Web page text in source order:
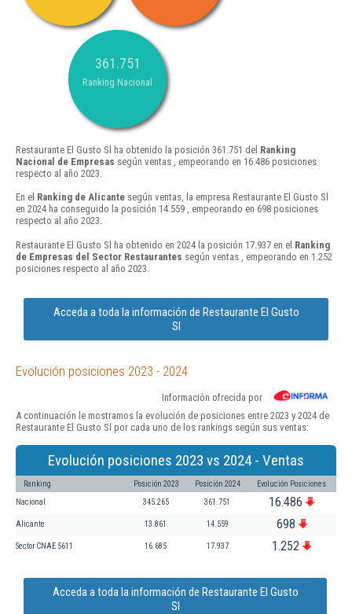
361.751
Ranking Nacional
Restaurante El Gusto Sl ha obtenido la posición 361.751 del Ranking
Nacional de Empresas según ventas , empeorando en 16.486 posiciones
respecto al año 2023.
En el Ranking de Alicante según ventas, la empresa Restaurante El Gusto Sl
en 2024 ha conseguido la posición 14.559 , empeorando en 698 posiciones
respecto al año 2023.
Restaurante El Gusto Sl ha obtenido en 2024 la posición 17.937 en el Ranking
de Empresas del Sector Restaurantes según ventas , empeorando en 1.252
posiciones respecto al año 2023.
Acceda a toda la información de Restaurante El Gusto
Sl
Evolución posiciones 2023 - 2024
Información ofrecida por
A continuación le mostramos la evolución de posiciones entre 2023 y 2024 de
Restaurante El Gusto Sl por cada uno de los rankings según sus ventas:
Evolución posiciones 2023 vs 2024 - Ventas
Ranking Posición 2023 Posición 2024 Evolución Posiciones
Nacional 345.265 361.751 16.486
Alicante 13.861 14.559 698
Sector CNAE 5611 16.685 17.937 1.252
Acceda a toda la información de Restaurante El Gusto
Sl